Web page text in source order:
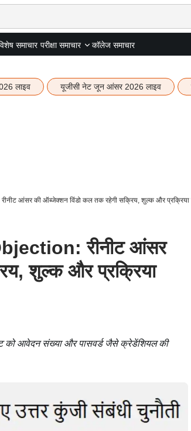
समाचार परीक्षा समाचार कॉलेज समाचार
लाइव यूजीसी नेट जून आंसर 2026 लाइव
आंसर की ऑब्जेक्शन विंडो कल तक रहेगी सक्रिय, शुल्क और प्रक्रिया
रीनीट आंसर
शुल्क और प्रक्रिया
को आवेदन संख्या और पासवर्ड जैसे क्रेडेंशियल की